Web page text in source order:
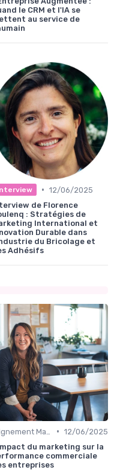
le CRM et l'IA se
au service de
• 12/06/2025
de Florence
: Stratégies de
International et
Durable dans
du Bricolage et
Adhésifs
• 12/06/2025
du marketing sur la
commerciale
entreprises